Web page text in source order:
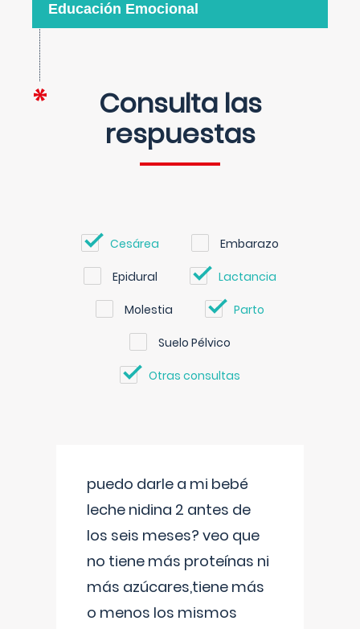
Educación Emocional
Consulta las
respuestas
Cesárea Embarazo
Epidural Lactancia
Molestia Parto
Suelo Pélvico
Otras consultas
puedo darle a mi bebé
leche nidina 2 antes de
los seis meses? veo que
no tiene más proteínas ni
más azúcares,tiene más
o menos los mismos